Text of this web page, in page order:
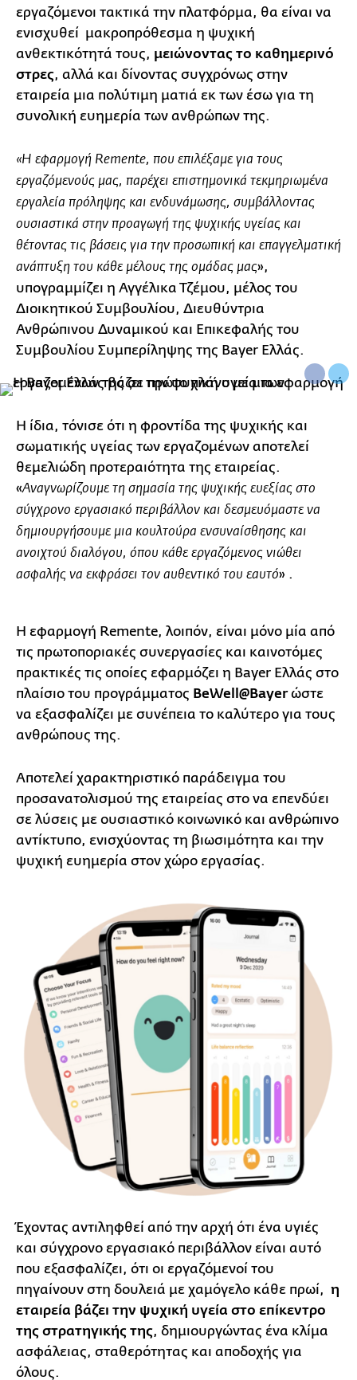
εργαζόμενοι τακτικά την πλατφόρμα, θα είναι να
ενισχυθεί μακροπρόθεσμα η ψυχική
ανθεκτικότητά τους, μειώνοντας το καθημερινό
στρες, αλλά και δίνοντας συγχρόνως στην
εταιρεία μια πολύτιμη ματιά εκ των έσω για τη
συνολική ευημερία των ανθρώπων της.
«Η εφαρμογή Remente, που επιλέξαμε για τους
εργαζόμενούς μας, παρέχει επιστημονικά τεκμηριωμένα
εργαλεία πρόληψης και ενδυνάμωσης, συμβάλλοντας
ουσιαστικά στην προαγωγή της ψυχικής υγείας και
θέτοντας τις βάσεις για την προσωπική και επαγγελματική
ανάπτυξη του κάθε μέλους της ομάδας μας»,
υπογραμμίζει η Αγγέλικα Τζέμου, μέλος του
Διοικητικού Συμβουλίου, Διευθύντρια
Ανθρώπινου Δυναμικού και Επικεφαλής του
Συμβουλίου Συμπερίληψης της Bayer Ελλάς.
Η ίδια, τόνισε ότι η φροντίδα της ψυχικής και
σωματικής υγείας των εργαζομένων αποτελεί
θεμελιώδη προτεραιότητα της εταιρείας.
«Αναγνωρίζουμε τη σημασία της ψυχικής ευεξίας στο
σύγχρονο εργασιακό περιβάλλον και δεσμευόμαστε να
δημιουργήσουμε μια κουλτούρα ενσυναίσθησης και
ανοιχτού διαλόγου, όπου κάθε εργαζόμενος νιώθει
ασφαλής να εκφράσει τον αυθεντικό του εαυτό» .
Η εφαρμογή Remente, λοιπόν, είναι μόνο μία από
τις πρωτοποριακές συνεργασίες και καινοτόμες
πρακτικές τις οποίες εφαρμόζει η Bayer Ελλάς στο
πλαίσιο του προγράμματος BeWell@Bayerώστε
να εξασφαλίζει με συνέπεια το καλύτερο για τους
ανθρώπους της.
Αποτελεί χαρακτηριστικό παράδειγμα του
προσανατολισμού της εταιρείας στο να επενδύει
σε λύσεις με ουσιαστικό κοινωνικό και ανθρώπινο
αντίκτυπο, ενισχύοντας τη βιωσιμότητα και την
ψυχική ευημερία στον χώρο εργασίας.
Έχοντας αντιληφθεί από την αρχή ότι ένα υγιές
και σύγχρονο εργασιακό περιβάλλον είναι αυτό
που εξασφαλίζει, ότι οι εργαζόμενοί του
πηγαίνουν στη δουλειά με χαμόγελο κάθε πρωί, η
εταιρεία βάζει την ψυχική υγεία στο επίκεντρο
της στρατηγικής της, δημιουργώντας ένα κλίμα
ασφάλειας, σταθερότητας και αποδοχής για
όλους.